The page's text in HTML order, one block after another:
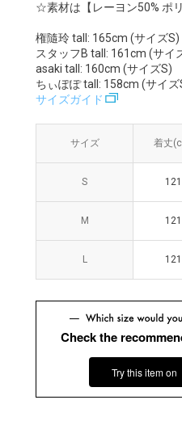
☆素材は【レーヨン50% ポ
権隨玲 tall: 165cm (サイズS)
スタッフB tall: 161cm (サイ
asaki tall: 160cm (サイズS)
ちぃぽぽ tall: 158cm (サイズ
サイズガイド
サイズ 着丈
S 121
M 121
L 121
サイズ 着丈
S 121
M 121
L 121
Check the
Try this item on